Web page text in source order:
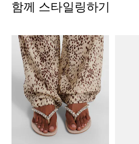
함께 스타일링하기